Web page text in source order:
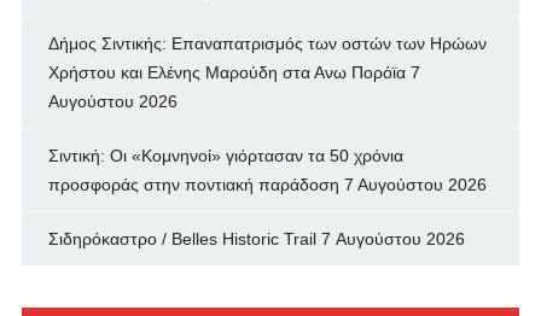
Δήμος Σιντικής: Επαναπατρισμός των oστών των Ηρώων
Χρήστου και Ελένης Μαρούδη στα Ανω Πορόϊα 7
Αυγούστου 2026
Σιντική: Οι «Κομνηνοί» γιόρτασαν τα 50 χρόνια
προσφοράς στην ποντιακή παράδοση 7 Αυγούστου 2026
Σιδηρόκαστρο / Belles Historic Trail 7 Αυγούστου 2026